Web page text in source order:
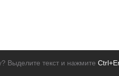
Выделите текст и нажмите